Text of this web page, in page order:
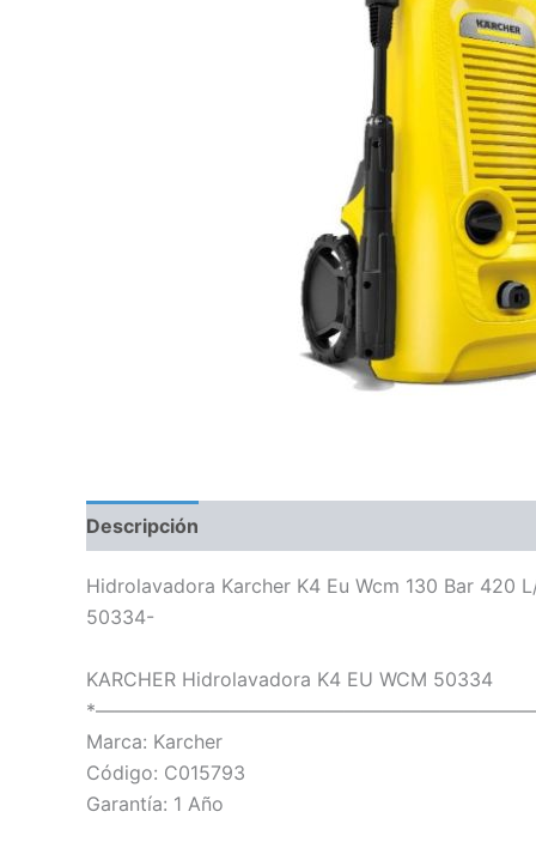
Descripción
Hidrolavadora Karcher K4 Eu Wcm 130 Bar 420
50334-
KARCHER Hidrolavadora K4 EU WCM 50334
Marca: Karcher
Código: C015793
Garantía: 1 Año